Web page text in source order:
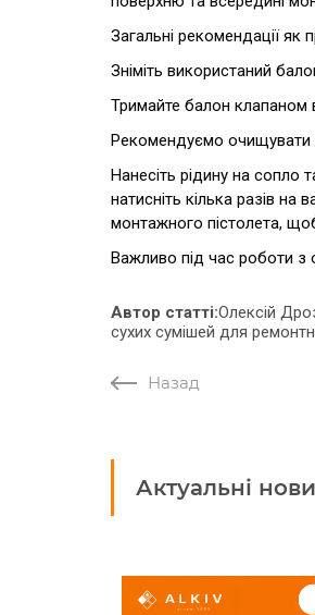
Загальні рекомендації як
Зніміть використаний
Тримайте балон клапаном
Рекомендуємо очищувати
Нанесіть рідину на сопло
натисніть кілька разів
монтажного пістолета,
Важливо під час роботи з
Автор статті:Олексій
сухих сумішей для
Назад
Актуальні